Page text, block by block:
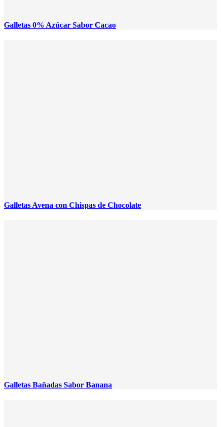
Galletas 0% Azúcar Sabor Cacao
Galletas Avena con Chispas de Chocolate
Galletas Bañadas Sabor Banana